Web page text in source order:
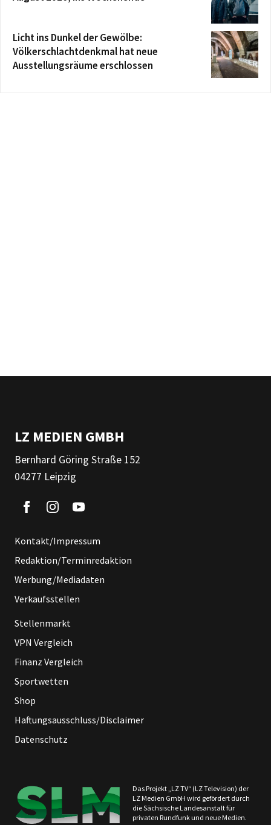
Licht ins Dunkel der Gewölbe:
Völkerschlachtdenkmal hat neue
Ausstellungsräume erschlossen
LZ MEDIEN GMBH
Bernhard Göring Straße 152
04277 Leipzig
Kontakt/Impressum
Redaktion/Terminredaktion
Werbung/Mediadaten
Verkaufsstellen
Stellenmarkt
VPN Vergleich
Finanz Vergleich
Sportwetten
Shop
Haftungsausschluss/Disclaimer
Datenschutz
Das Projekt „LZ TV“ (LZ Television) der
LZ Medien GmbH wird gefördert durch
die Sächsische Landesanstalt für
privaten Rundfunk und neue Medien.